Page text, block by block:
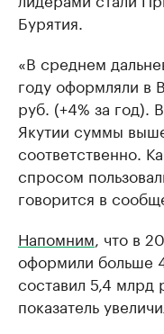
Бурятия.
«В среднем
году оформляли в
руб. (+4% за год).
Якутии суммы
соответственно.
спросом
говорится в
Напомним, что в
оформили больше
составил 5,4 млрд
показатель